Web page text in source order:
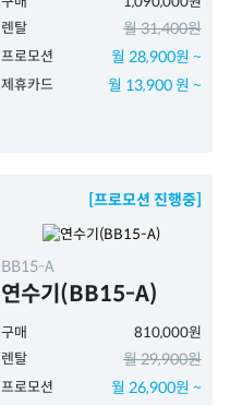
렌탈
월 31,400원
프로모션 월 28,900원 ~
제휴카드 월 13,900 원 ~
[프로모션 진행중]
BB15-A
연수기(BB15-A)
구매
810,000원
렌탈
월 29,900원
프로모션 월 26,900원 ~